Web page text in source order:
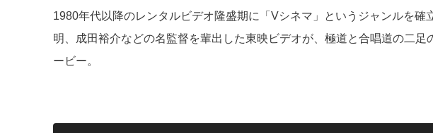
o
k
1980年代以降のレンタルビデオ隆盛期に「Vシネマ」というジャンルを確
明、成田裕介などの名監督を輩出した東映ビデオが、極道と合唱道の二
ービー。